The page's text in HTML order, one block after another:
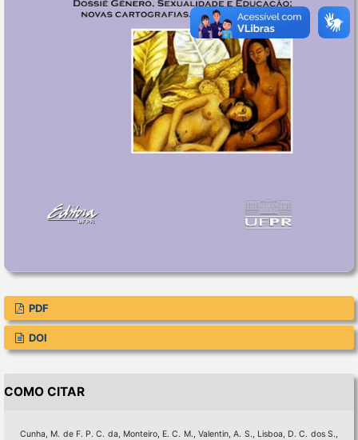
PDF
DOI
COMO CITAR
Cunha, M. de F. P. C. da, Monteiro, E. C. M., Valentin, A. S., Lisboa, D. C. dos S.,